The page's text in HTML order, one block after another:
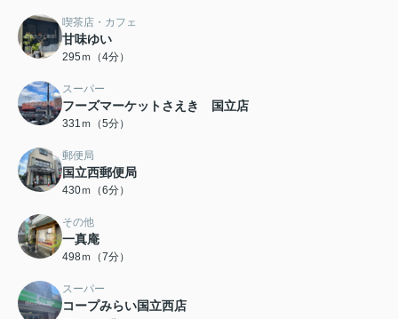
喫茶店・カフェ
甘味ゆい
295ｍ（4分）
スーパー
フーズマーケットさえき 国立店
331ｍ（5分）
郵便局
国立西郵便局
430ｍ（6分）
その他
一真庵
498ｍ（7分）
スーパー
コープみらい国立西店